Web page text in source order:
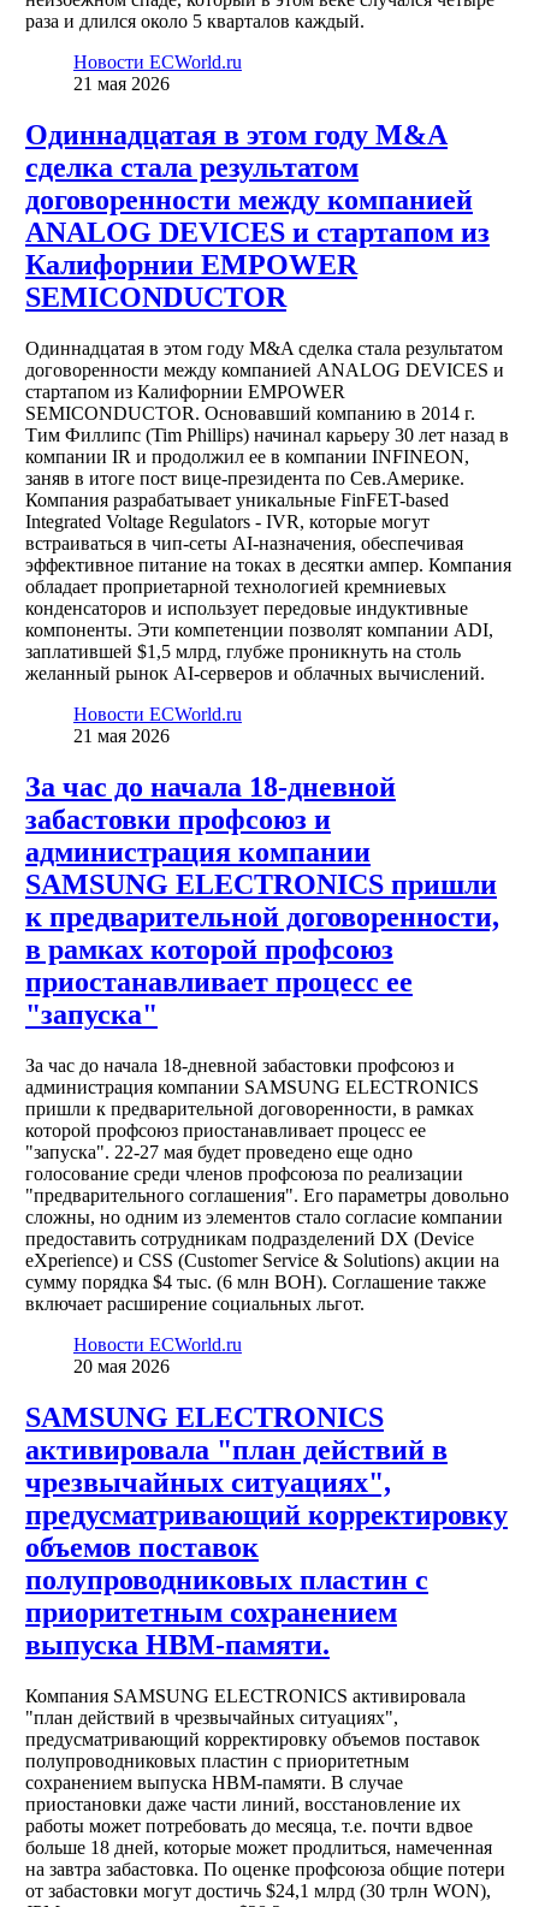
раза и длился около 5 кварталов каждый.
Новости ECWorld.ru
21 мая 2026
Одиннадцатая в этом году M&A
сделка стала результатом
договоренности между компанией
ANALOG DEVICES и стартапом из
Калифорнии EMPOWER
SEMICONDUCTOR
Одиннадцатая в этом году M&A сделка стала результатом
договоренности между компанией ANALOG DEVICES и
стартапом из Калифорнии EMPOWER
SEMICONDUCTOR. Основавший компанию в 2014 г.
Тим Филлипс (Tim Phillips) начинал карьеру 30 лет назад в
компании IR и продолжил ее в компании INFINEON,
заняв в итоге пост вице-президента по Сев.Америке.
Компания разрабатывает уникальные FinFET-based
Integrated Voltage Regulators - IVR, которые могут
встраиваться в чип-сеты AI-назначения, обеспечивая
эффективное питание на токах в десятки ампер. Компания
обладает проприетарной технологией кремниевых
конденсаторов и использует передовые индуктивные
компоненты. Эти компетенции позволят компании ADI,
заплатившей $1,5 млрд, глубже проникнуть на столь
желанный рынок AI-серверов и облачных вычислений.
Новости ECWorld.ru
21 мая 2026
За час до начала 18-дневной
забастовки профсоюз и
администрация компании
SAMSUNG ELECTRONICS пришли
к предварительной договоренности,
в рамках которой профсоюз
приостанавливает процесс ее
"запуска"
За час до начала 18-дневной забастовки профсоюз и
администрация компании SAMSUNG ELECTRONICS
пришли к предварительной договоренности, в рамках
которой профсоюз приостанавливает процесс ее
"запуска". 22-27 мая будет проведено еще одно
голосование среди членов профсоюза по реализации
"предварительного соглашения". Его параметры довольно
сложны, но одним из элементов стало согласие компании
предоставить сотрудникам подразделений DX (Device
eXperience) и CSS (Customer Service & Solutions) акции на
сумму порядка $4 тыс. (6 млн ВОН). Соглашение также
включает расширение социальных льгот.
Новости ECWorld.ru
20 мая 2026
SAMSUNG ELECTRONICS
активировала "план действий в
чрезвычайных ситуациях",
предусматривающий корректировку
объемов поставок
полупроводниковых пластин с
приоритетным сохранением
выпуска HBM-памяти.
Компания SAMSUNG ELECTRONICS активировала
"план действий в чрезвычайных ситуациях",
предусматривающий корректировку объемов поставок
полупроводниковых пластин с приоритетным
сохранением выпуска HBM-памяти. В случае
приостановки даже части линий, восстановление их
работы может потребовать до месяца, т.е. почти вдвое
больше 18 дней, которые может продлиться, намеченная
на завтра забастовка. По оценке профсоюза общие потери
от забастовки могут достичь $24,1 млрд (30 трлн WON),